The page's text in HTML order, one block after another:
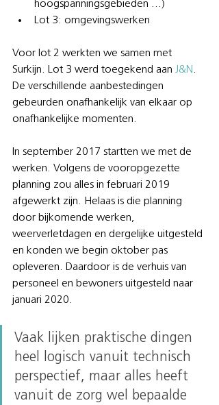
hoogspanningsgebieden …)
Lot 3: omgevingswerken
Voor lot 2 werkten we samen met
Surkijn. Lot 3 werd toegekend aan J&N.
De verschillende aanbestedingen
gebeurden onafhankelijk van elkaar op
onafhankelijke momenten.
In september 2017 startten we met de
werken. Volgens de vooropgezette
planning zou alles in februari 2019
afgewerkt zijn. Helaas is die planning
door bijkomende werken,
weerverletdagen en dergelijke uitgesteld
en konden we begin oktober pas
opleveren. Daardoor is de verhuis van
personeel en bewoners uitgesteld naar
januari 2020.
Vaak lijken praktische dingen
heel logisch vanuit technisch
perspectief, maar alles heeft
vanuit de zorg wel bepaalde